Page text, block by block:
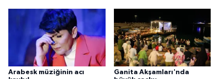
Arabesk müziğinin acı
Ganita Akşamları'nda